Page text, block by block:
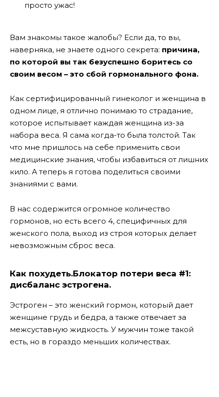
просто ужас!
Вам знакомы такое жалобы? Если да, то вы,
наверняка, не знаете одного секрета: причина,
по которой вы так безуспешно боритесь со
своим весом – это сбой гормонального фона.
Как сертифицированный гинеколог и женщина в
одном лице, я отлично понимаю то страдание,
которое испытывает каждая женщина из-за
набора веса. Я сама когда-то была толстой. Так
что мне пришлось на себе применить свои
медицинские знания, чтобы избавиться от лишних
кило. А теперь я готова поделиться своими
знаниями с вами.
В нас содержится огромное количество
гормонов, но есть всего 4, специфичных для
женского пола, выход из строя которых делает
невозможным сброс веса.
Как похудеть.Блокатор потери веса #1:
дисбаланс эстрогена.
Эстроген – это женский гормон, который дает
женщине грудь и бедра, а также отвечает за
межсуставную жидкость. У мужчин тоже такой
есть, но в гораздо меньших количествах.